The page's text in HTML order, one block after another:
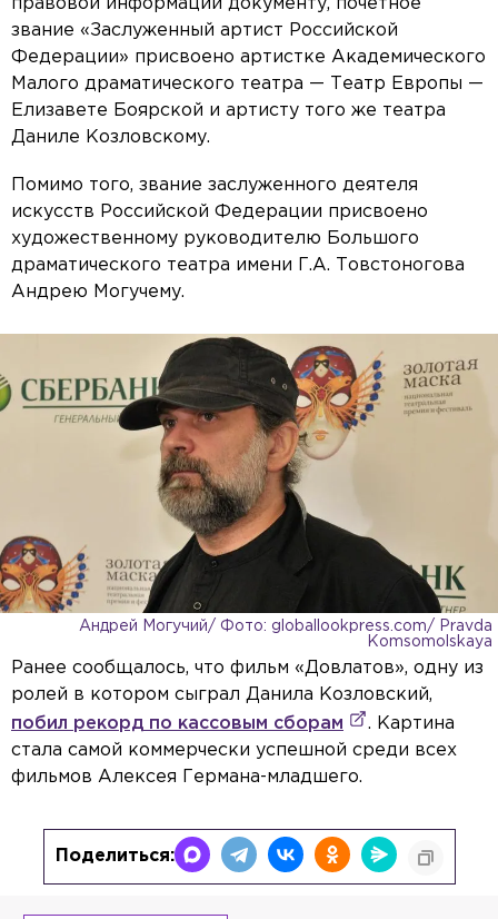
правовой информации документу, почетное
звание «Заслуженный артист Российской
Федерации» присвоено артистке Академического
Малого драматического театра — Театр Европы —
Елизавете Боярской и артисту того же театра
Даниле Козловскому.
Помимо того, звание заслуженного деятеля
искусств Российской Федерации присвоено
художественному руководителю Большого
драматического театра имени Г.А. Товстоногова
Андрею Могучему.
Андрей Могучий/ Фото: globallookpress.com/ Pravda
Komsomolskaya
Ранее сообщалось, что фильм «Довлатов», одну из
ролей в котором сыграл Данила Козловский,
побил рекорд по кассовым сборам
. Картина
стала самой коммерчески успешной среди всех
фильмов Алексея Германа-младшего.
Поделиться: